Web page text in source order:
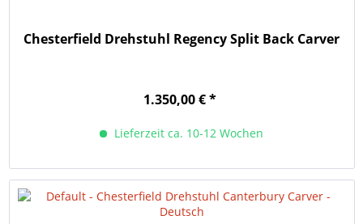
Chesterfield Drehstuhl Regency Split Back Carver
1.350,00 € *
Lieferzeit ca. 10-12 Wochen